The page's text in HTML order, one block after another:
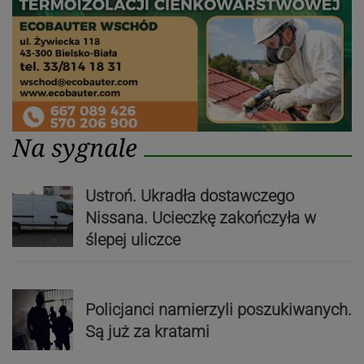
Na sygnale
Ustroń. Ukradła dostawczego
Nissana. Ucieczkę zakończyła w
ślepej uliczce
Policjanci namierzyli poszukiwanych.
Są już za kratami